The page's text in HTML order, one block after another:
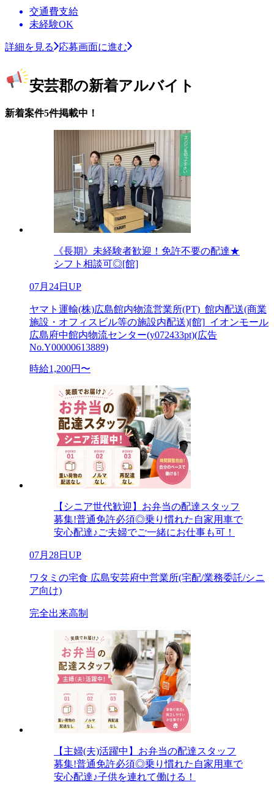
交通費支給
未経験OK
詳細を見る 応募画面に進む
安芸郡の新着アルバイト
新着案件5件掲載中！
《長期》未経験者歓迎！免許不要の配達★
シフト相談可◎[館]
07月24日UP
ヤマト運輸(株)広島館内物流営業所(PT)_館内配送(商業
施設・オフィスビル等の施設内配送)[館]_イオンモール
広島府中館内物流センター(y072433pt)(広告
No.Y00000613889)
時給1,200円〜
【シニア世代歓迎】お弁当の配達スタッフ
募集!普通免許必須◎乗り慣れた自家用車で
安心配達♪ご夫婦でご一緒にお仕事も可！
07月28日UP
ワタミの宅食 広島安芸府中営業所(宅配/業務委託/シニ
ア向け)
完全出来高制
【主婦(夫)活躍中】お弁当の配達スタッフ
募集!普通免許必須◎乗り慣れた自家用車で
安心配達♪子供を連れて働ける！